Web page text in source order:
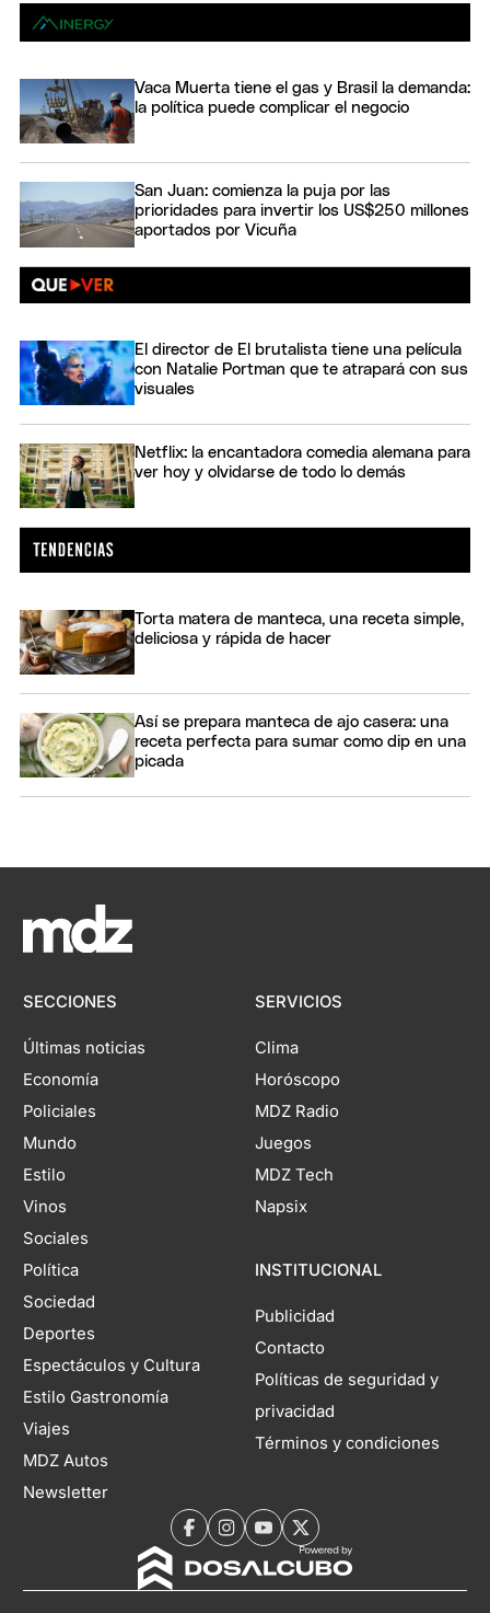
Vaca Muerta tiene el gas y Brasil la demanda:
la política puede complicar el negocio
San Juan: comienza la puja por las
prioridades para invertir los US$250 millones
aportados por Vicuña
El director de El brutalista tiene una película
con Natalie Portman que te atrapará con sus
visuales
Netflix: la encantadora comedia alemana para
ver hoy y olvidarse de todo lo demás
Torta matera de manteca, una receta simple,
deliciosa y rápida de hacer
Así se prepara manteca de ajo casera: una
receta perfecta para sumar como dip en una
picada
SECCIONES
Últimas noticias
Economía
Policiales
Mundo
Estilo
Vinos
Sociales
Política
Sociedad
Deportes
Espectáculos y Cultura
Estilo Gastronomía
Viajes
MDZ Autos
Newsletter
SERVICIOS
Clima
Horóscopo
MDZ Radio
Juegos
MDZ Tech
Napsix
INSTITUCIONAL
Publicidad
Contacto
Políticas de seguridad y
privacidad
Términos y condiciones